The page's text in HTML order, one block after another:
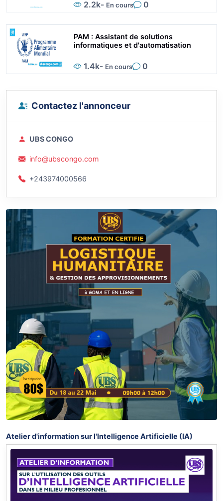
2.2k- En cours 0
PAM : Assistant de solutions
informatiques et d'automatisation
1.4k- En cours 0
Contactez l'annonceur
UBS CONGO
info@ubscongo.com
+243974000566
Atelier d'information sur l'Intelligence Artificielle (IA)